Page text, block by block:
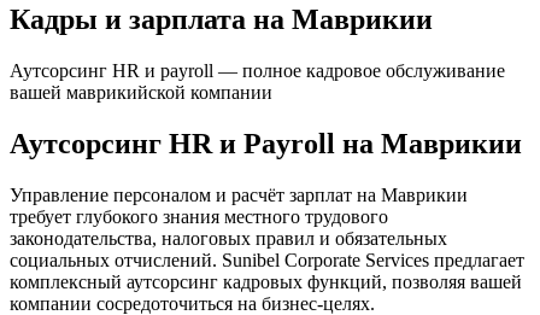
Кадры и зарплата на Маврикии
Аутсорсинг HR и payroll — полное кадровое обслуживание
вашей маврикийской компании
Аутсорсинг HR и Payroll на Маврикии
Управление персоналом и расчёт зарплат на Маврикии
требует глубокого знания местного трудового
законодательства, налоговых правил и обязательных
социальных отчислений. Sunibel Corporate Services предлагает
комплексный аутсорсинг кадровых функций, позволяя вашей
компании сосредоточиться на бизнес-целях.